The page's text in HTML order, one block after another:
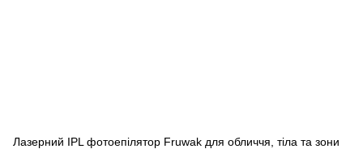
Лазерний IPL фотоепілятор Fruwak для обличчя, тіла та зони